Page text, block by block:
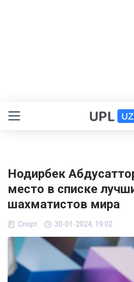
Нодирбек
место в списке
шахматистов мира
Спорт 30-01-2024, 19:02